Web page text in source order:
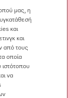
μας, η
και
και
από τους
οποία
ιστότοπου
να